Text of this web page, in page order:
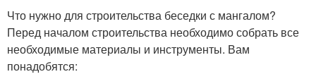
Что нужно для строительства беседки с мангалом?
Перед началом строительства необходимо собрать все
необходимые материалы и инструменты. Вам
понадобятся: